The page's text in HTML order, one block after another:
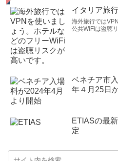
イタリア旅
海外旅行では
公共WiFiは盗聴
ベネチア市
年４月25日
ETIASの最
定